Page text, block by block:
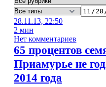
ИнформацияПодписка
28.11.13, 22:50
2 мин
Нет комментариев
65 процентов
Приамурье не
2014 года